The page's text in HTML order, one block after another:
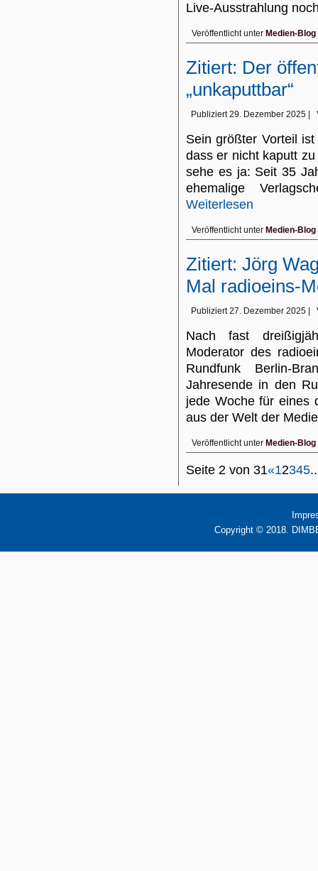
Live-Ausstrahlung
Veröffentlicht unter Medien-Blog
Zitiert: Der
„unkaputtbar“
Publiziert 29. Dezember 2025
Sein größter Vorteil
dass er nicht kaputt
sehe es ja: Seit 35
ehemalige
Weiterlesen
Veröffentlicht unter Medien-Blog
Zitiert: Jörg
Mal radioeins-
Publiziert 27. Dezember 2025
Nach fast
Moderator des
Rundfunk Berlin-
Jahresende in den
jede Woche für eines
aus der Welt der
Veröffentlicht unter Medien-Blog
Seite 2 von 31«12345
Copyright © 2018.